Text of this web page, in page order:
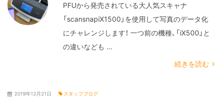
PFUから発売されている大人気スキャナ
「scansnapiX1500」を使用して写真のデータ化
にチャレンジします！ 一つ前の機種、「iX500」と
の違いなども …
続きを読む
2019年12月21日 スタッフブログ